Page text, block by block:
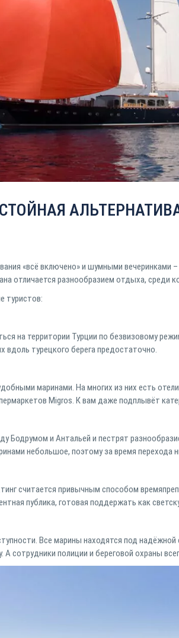
АЛЬТЕРНАТИВА
«всё включено» и шумными вечеринками
отличается разнообразием отдыха, среди
туристов:
на территории Турции по безвизовому
вдоль турецкого берега предостаточно.
маринами. На многих из них есть
Migros. К вам даже подплывёт
Бодрумом и Антальей и пестрят
небольшое, поэтому за время перехода
считается привычным способом
публика, готовая поддержать как
Все марины находятся под
А сотрудники полиции и береговой охраны